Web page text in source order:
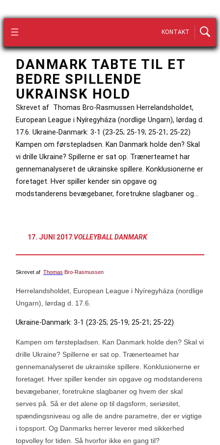
KONTAKT
DANMARK TABTE TIL ET
BEDRE SPILLENDE
UKRAINSK HOLD
Skrevet af Thomas Bro-Rasmussen Herrelandsholdet,
European League i Nyíregyháza (nordlige Ungarn), lørdag d.
17.6. Ukraine-Danmark: 3-1 (23-25; 25-19; 25-21; 25-22)
Kampen om førstepladsen. Kan Danmark holde den? Skal
vi drille Ukraine? Spillerne er sat op. Trænerteamet har
gennemanalyseret de ukrainske spillere. Konklusionerne er
foretaget. Hver spiller kender sin opgave og
modstanderens bevægebaner, foretrukne slagbaner og…
17. JUNI 2017:VOLLEYBALL DANMARK
Skrevet af Thomas Bro-Rasmussen
Herrelandsholdet, European League i Nyíregyháza (nordlige
Ungarn), lørdag d. 17.6.
Ukraine-Danmark: 3-1 (23-25; 25-19; 25-21; 25-22)
Kampen om førstepladsen. Kan Danmark holde den? Skal vi
drille Ukraine? Spillerne er sat op. Trænerteamet har
gennemanalyseret de ukrainske spillere. Konklusionerne er
foretaget. Hver spiller kender sin opgave og modstanderens
bevægebaner, foretrukne slagbaner og hvem der skal
serves på. Så er det alene op til dagsform, seriøsitet,
spændingsniveau og alle de andre parametre, der er vigtige
i topsport. Og Danmarks herrer leverer med sikkerhed
topvolley for tiden. Så hvorfor ikke en gang til?